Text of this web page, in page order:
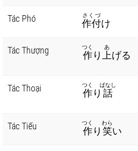
Tác Phó 作付
さくづ
け
Tác Thượng 作
つく
り 上
あ
げる
Tác Thoại 作
つく
り 話
ばなし
Tác Tiếu 作
つく
り 笑
わら
い